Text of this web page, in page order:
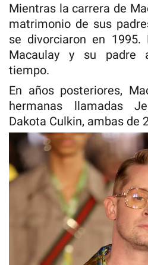
Mientras la carrera de
matrimonio de sus
se divorciaron en 1995.
Macaulay y su padre
tiempo.
En años posteriores,
hermanas llamadas
Dakota Culkin, ambas de